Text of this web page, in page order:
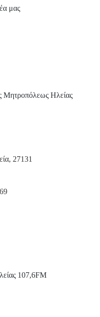
μας
Μητροπόλεως Ηλείας
27131
107,6FM